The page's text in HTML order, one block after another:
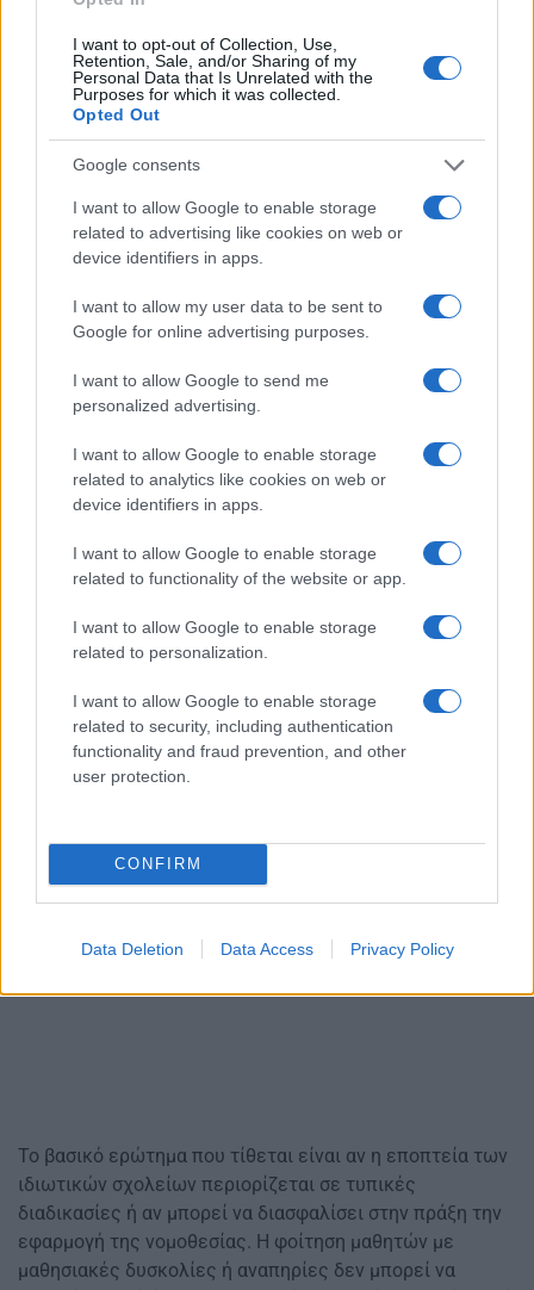
I want to opt-out of Collection, Use,
Retention, Sale, and/or Sharing of my
Personal Data that Is Unrelated with the
Purposes for which it was collected.
Opted Out
Google consents
I want to allow Google to enable storage
related to advertising like cookies on web or
device identifiers in apps.
I want to allow my user data to be sent to
Google for online advertising purposes.
I want to allow Google to send me
personalized advertising.
I want to allow Google to enable storage
related to analytics like cookies on web or
device identifiers in apps.
I want to allow Google to enable storage
related to functionality of the website or app.
I want to allow Google to enable storage
related to personalization.
I want to allow Google to enable storage
related to security, including authentication
functionality and fraud prevention, and other
user protection.
CONFIRM
Data Deletion Data Access Privacy Policy
Το θέμα δεν εμφανίζεται για πρώτη φορά. Ο Συνήγορος
του Πολίτη έχει δεχθεί και στο παρελθόν καταγγελίες
και αιτήματα διαμεσολάβησης για παιδιά με αναπηρίες ή
ειδικές εκπαιδευτικές ανάγκες, τα οποία είτε ζητούσαν
να εγγραφούν είτε ήδη φοιτούσαν σε ιδιωτικά σχολεία.
Από τη διερεύνηση τέτοιων υποθέσεων είχαν προκύψει
νομοθεσίας και ανάγκη ουσιαστικών παρεμβάσεων.
Καταγγελίες για απαγόρευση εγγραφής ή διαγραφή
να έχει δεχθεί και η ΟΙΕΛΕ, η οποία έχει ζητήσει
επανειλημμένα την εντατικοποίηση των ελέγχων και
την άμεση διερεύνηση κάθε σχετικής υπόθεσης.
Το βασικό ερώτημα που τίθεται είναι αν η εποπτεία των
ιδιωτικών σχολείων περιορίζεται σε τυπικές
διαδικασίες ή αν μπορεί να διασφαλίσει στην πράξη την
εφαρμογή της νομοθεσίας. Η φοίτηση μαθητών με
μαθησιακές δυσκολίες ή αναπηρίες δεν μπορεί να